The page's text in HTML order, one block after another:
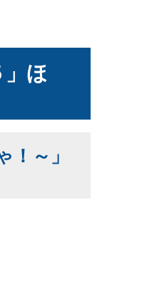
ほ
～」